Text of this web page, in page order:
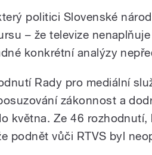
politici Slovenské
– že televize nenaplňuje
konkrétní analýzy
Rady pro mediální
zákonnost a
května. Ze 46 rozhodnutí,
podnět vůči RTVS byl